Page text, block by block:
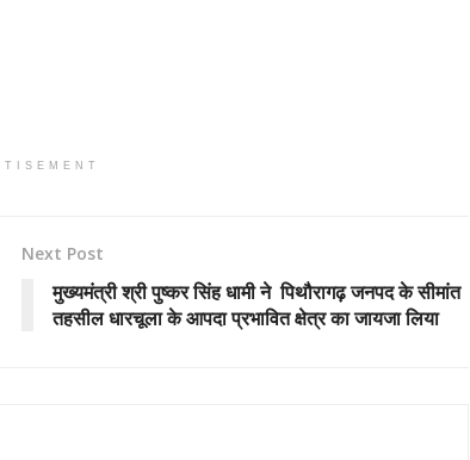
Next Post
मुख्यमंत्री श्री पुष्कर सिंह धामी ने पिथौरागढ़ जनपद के सीमांत
तहसील धारचूला के आपदा प्रभावित क्षेत्र का जायजा लिया